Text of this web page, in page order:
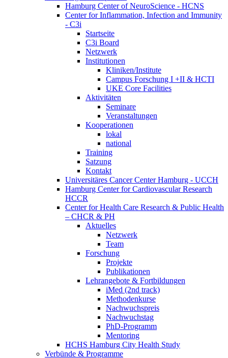
Hamburg Center of NeuroScience - HCNS
Center for Inflammation, Infection and Immunity
- C3i
Startseite
C3i Board
Netzwerk
Institutionen
Kliniken/Institute
Campus Forschung I +II & HCTI
UKE Core Facilities
Aktivitäten
Seminare
Veranstaltungen
Kooperationen
lokal
national
Training
Satzung
Kontakt
Universitäres Cancer Center Hamburg - UCCH
Hamburg Center for Cardiovascular Research
HCCR
Center for Health Care Research & Public Health
– CHCR & PH
Aktuelles
Netzwerk
Team
Forschung
Projekte
Publikationen
Lehrangebote & Fortbildungen
iMed (2nd track)
Methodenkurse
Nachwuchspreis
Nachwuchstag
PhD-Programm
Mentoring
HCHS Hamburg City Health Study
Verbünde & Programme